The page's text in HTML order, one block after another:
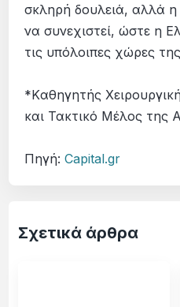
σκληρή δουλειά, αλλά η
να συνεχιστεί, ώστε η
τις υπόλοιπες χώρες
*Kαθηγητής
και Τακτικό Μέλος της
Πηγή:Capital.gr
Σχετικά άρθρα